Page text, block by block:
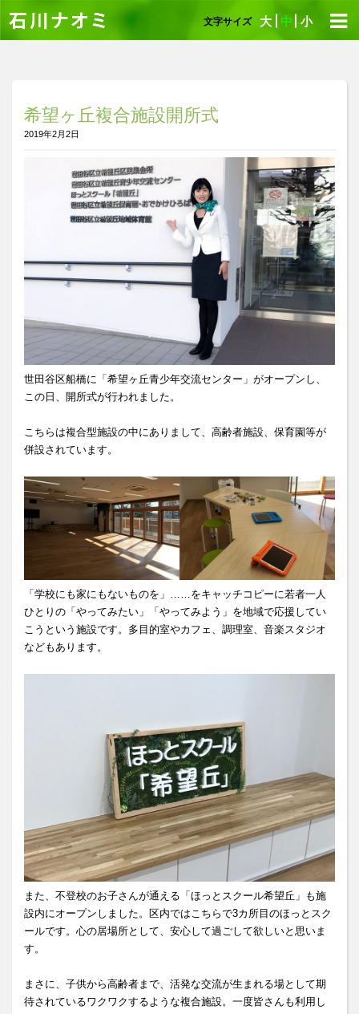
文字サイズ 大 中 小
希望ヶ丘複合施設開所式
2019年2月2日
世田谷区船橋に「希望ヶ丘青少年交流センター」がオープンし、
この日、開所式が行われました。
こちらは複合型施設の中にありまして、高齢者施設、保育園等が
併設されています。
「学校にも家にもないものを」……をキャッチコピーに若者一人
ひとりの「やってみたい」「やってみよう」を地域で応援してい
こうという施設です。多目的室やカフェ、調理室、音楽スタジオ
などもあります。
また、不登校のお子さんが通える「ほっとスクール希望丘」も施
設内にオープンしました。区内ではこちらで3カ所目のほっとスク
ールです。心の居場所として、安心して過ごして欲しいと思いま
す。
まさに、子供から高齢者まで、活発な交流が生まれる場として期
待されているワクワクするような複合施設。一度皆さんも利用し